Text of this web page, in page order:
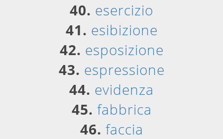
40. esercizio
41. esibizione
42. esposizione
43. espressione
44. evidenza
45. fabbrica
46. faccia